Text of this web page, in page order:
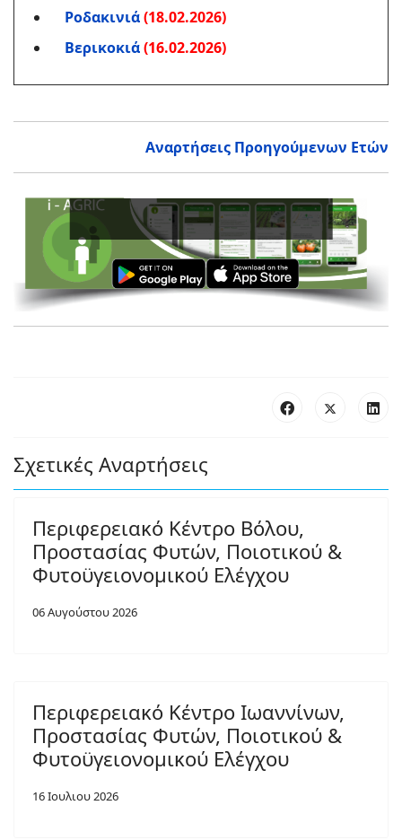
Ροδακινιά(18.02.2026)
Βερικοκιά(16.02.2026)
Αναρτήσεις Προηγούμενων Ετών
Σχετικές Αναρτήσεις
Περιφερειακό Κέντρο Βόλου,
Προστασίας Φυτών, Ποιοτικού &
Φυτοϋγειονομικού Ελέγχου
06 Αυγούστου 2026
Περιφερειακό Κέντρο Ιωαννίνων,
Προστασίας Φυτών, Ποιοτικού &
Φυτοϋγειονομικού Ελέγχου
16 Ιουλιου 2026